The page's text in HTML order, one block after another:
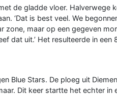
de gladde vloer. Halverwege
‘Dat is best veel. We
zone, maar op een gegeven
dat uit.’ Het resulteerde in een
Blue Stars. De ploeg uit
Dit keer startte het echter in